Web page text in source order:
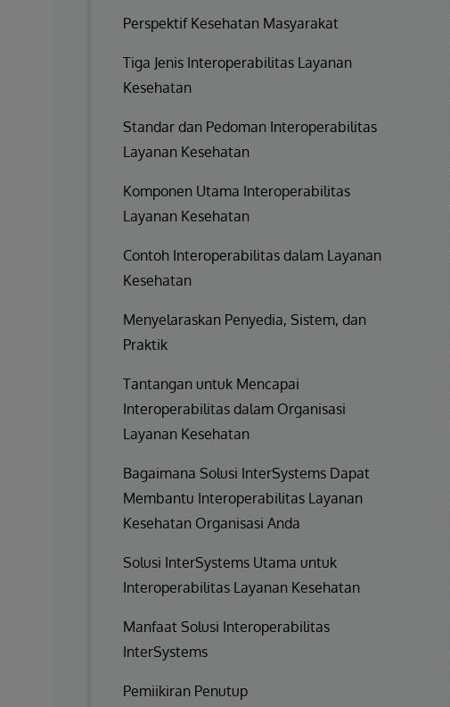
Perspektif Kesehatan Masyarakat
Tiga Jenis Interoperabilitas Layanan
Kesehatan
Standar dan Pedoman Interoperabilitas
Layanan Kesehatan
Komponen Utama Interoperabilitas
Layanan Kesehatan
Contoh Interoperabilitas dalam Layanan
Kesehatan
Menyelaraskan Penyedia, Sistem, dan
Praktik
Tantangan untuk Mencapai
Interoperabilitas dalam Organisasi
Layanan Kesehatan
Bagaimana Solusi InterSystems Dapat
Membantu Interoperabilitas Layanan
Kesehatan Organisasi Anda
Solusi InterSystems Utama untuk
Interoperabilitas Layanan Kesehatan
Manfaat Solusi Interoperabilitas
InterSystems
Pemiikiran Penutup